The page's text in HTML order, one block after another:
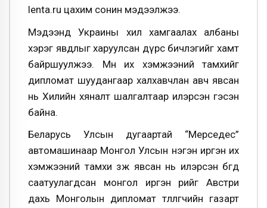
lenta.ru цахим сонин мэдээлжээ.
Мэдээнд Украины хил хамгаалах албаны
хэрэг явдлыг харуулсан дүрс бичлэгийг хамт
байршуулжээ. Мөн их хэмжээний тамхийг
дипломат шуудангаар халхавчлан авч явсан
нь Хилийн хяналт шалгалтаар илэрсэн гэсэн
байна.
Беларусь Улсын дугаартай “Мерседес”
автомашинаар Монгол Улсын нэгэн иргэн их
хэмжээний тамхи зөөж явсан нь илэрсэн бөгөөд
саатуулагдсан монгол иргэн өөрийгөө Австри
дахь Монголын дипломат төлөөлөгчийн газарт